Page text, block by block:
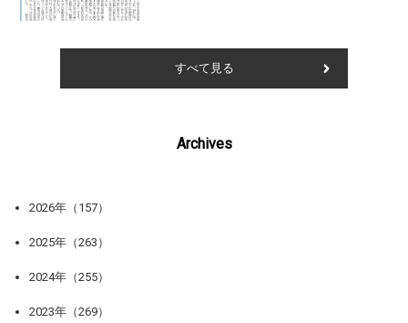
すべて見る
Archives
2026年（157）
2025年（263）
2024年（255）
2023年（269）